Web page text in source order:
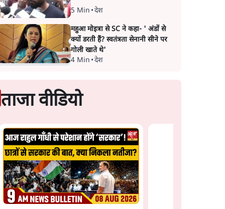
5 Min •देश
महुआ मोइत्रा से SC ने कहा- ' अंडों से
क्यों डरती हैं? स्वतंत्रता सेनानी सीने पर
गोली खाते थे'
4 Min •देश
ताजा वीडियो